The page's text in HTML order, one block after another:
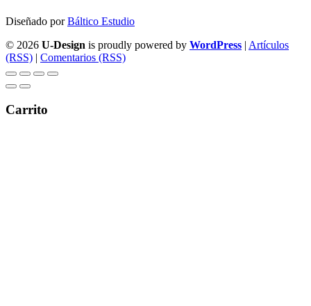
Diseñado porBáltico Estudio
© 2026 U-Design is proudly powered by WordPress | Artículos
(RSS) | Comentarios (RSS)
Carrito